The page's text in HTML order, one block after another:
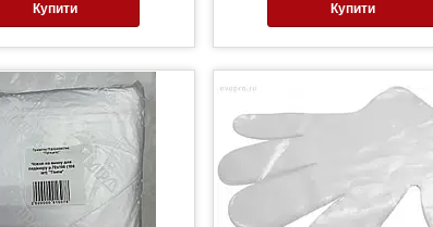
Купити Купити